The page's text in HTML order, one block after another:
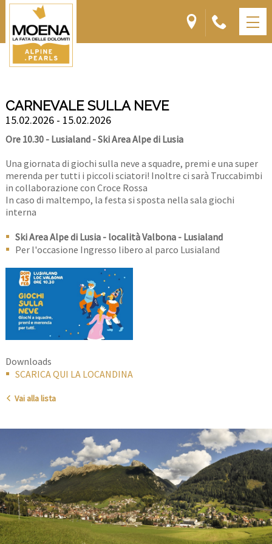
CARNEVALE SULLA NEVE
15.02.2026 - 15.02.2026
Ore 10.30 - Lusialand - Ski Area Alpe di Lusia
Una giornata di giochi sulla neve a squadre, premi e una super
merenda per tutti i piccoli sciatori! Inoltre ci sarà Truccabimbi
in collaborazione con Croce Rossa
In caso di maltempo, la festa si sposta nella sala giochi
interna
Ski Area Alpe di Lusia - località Valbona - Lusialand
Per l'occasione Ingresso libero al parco Lusialand
Downloads
SCARICA QUI LA LOCANDINA
Vai alla lista